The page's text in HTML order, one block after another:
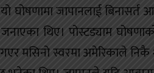
घोषणामा जापानलाई बिनासर्त
थिए। पोस्टड्याम
मसिनो स्वरमा अमेरिकाले निकै